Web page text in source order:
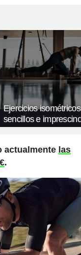
Ejercicios
sencillos e
actualmente las
.